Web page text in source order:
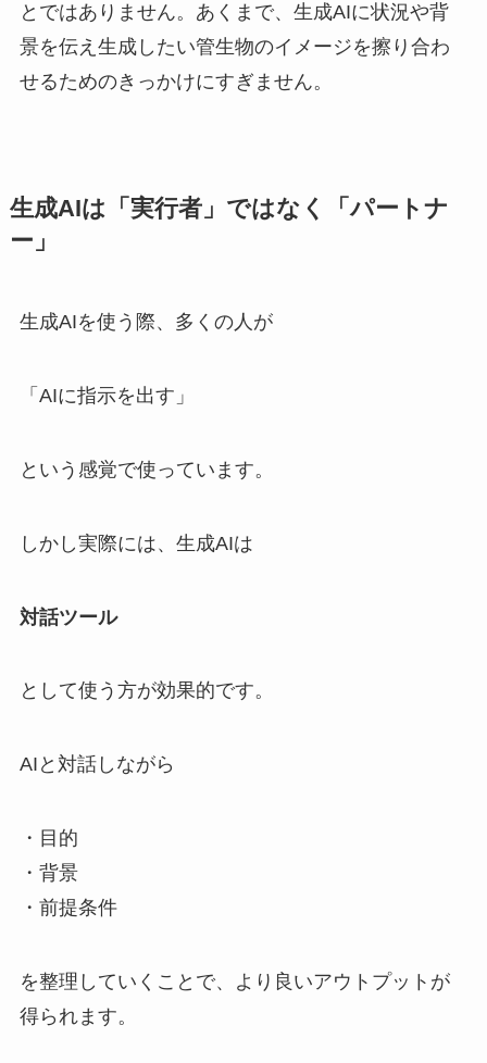
とではありません。あくまで、生成AIに状況や背
景を伝え生成したい管生物のイメージを擦り合わ
せるためのきっかけにすぎません。
生成AIは「実行者」ではなく「パートナ
ー」
生成AIを使う際、多くの人が
「AIに指示を出す」
という感覚で使っています。
しかし実際には、生成AIは
対話ツール
として使う方が効果的です。
AIと対話しながら
・目的
・背景
・前提条件
を整理していくことで、より良いアウトプットが
得られます。